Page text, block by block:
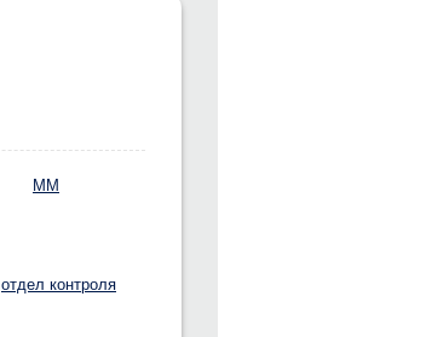
MM
отдел контроля